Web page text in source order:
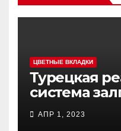
ЦВЕТНЫЕ ВКЛАДКИ
Турецкая
система
MCL (Multi-
АПР 1, 2023